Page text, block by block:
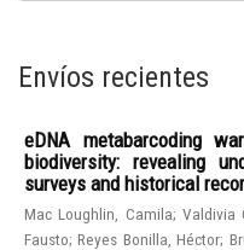
Envíos recientes
eDNA metabarcoding
biodiversity: revealing
surveys and historical
Mac Loughlin, Camila; Valdivia
Fausto;Reyes Bonilla, Héctor;